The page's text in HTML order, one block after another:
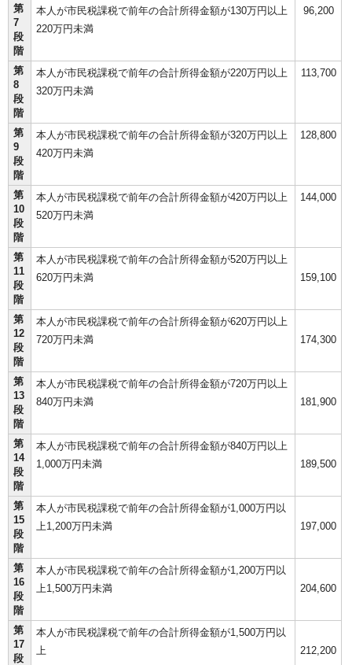
第
7
段
階
本人が市民税課税で前年の合計所得金額が130万円以上
220万円未満
96,200
第
8
段
階
本人が市民税課税で前年の合計所得金額が220万円以上
320万円未満
113,700
第
9
段
階
本人が市民税課税で前年の合計所得金額が320万円以上
420万円未満
128,800
第
10
段
階
本人が市民税課税で前年の合計所得金額が420万円以上
520万円未満
144,000
第
11
段
階
本人が市民税課税で前年の合計所得金額が520万円以上
620万円未満
159,100
第
12
段
階
本人が市民税課税で前年の合計所得金額が620万円以上
720万円未満
174,300
第
13
段
階
本人が市民税課税で前年の合計所得金額が720万円以上
840万円未満
181,900
第
14
段
階
本人が市民税課税で前年の合計所得金額が840万円以上
1,000万円未満
189,500
第
15
段
階
本人が市民税課税で前年の合計所得金額が1,000万円以
上1,200万円未満
197,000
第
16
段
階
本人が市民税課税で前年の合計所得金額が1,200万円以
上1,500万円未満
204,600
第
17
段
本人が市民税課税で前年の合計所得金額が1,500万円以
上
212,200